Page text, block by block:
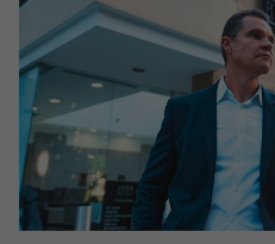
Soluções de Dados
e Conteúdos